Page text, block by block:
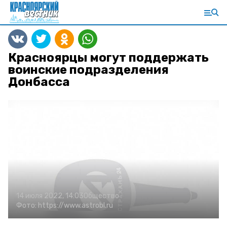
Красноярцы могут поддержать
воинские подразделения
Донбасса
14 июля 2022, 14:03Общество
Фото: https://www.astrobl.ru